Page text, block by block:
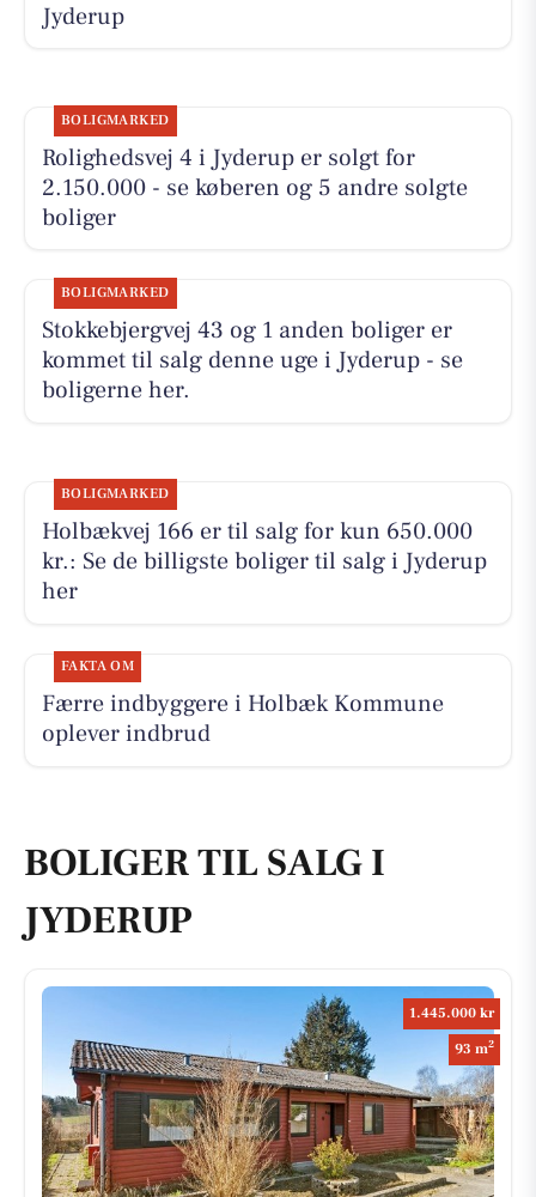
Jyderup
BOLIGMARKED
Rolighedsvej 4 i Jyderup er solgt for
2.150.000 - se køberen og 5 andre solgte
boliger
BOLIGMARKED
Stokkebjergvej 43 og 1 anden boliger er
kommet til salg denne uge i Jyderup - se
boligerne her.
BOLIGMARKED
Holbækvej 166 er til salg for kun 650.000
kr.: Se de billigste boliger til salg i Jyderup
her
FAKTA OM
Færre indbyggere i Holbæk Kommune
oplever indbrud
BOLIGER TIL SALG I
JYDERUP
1.445.000 kr
93 m2